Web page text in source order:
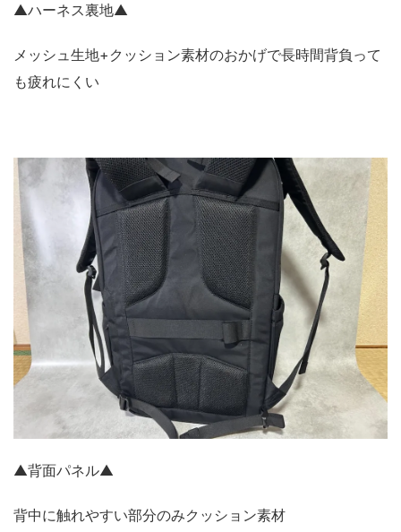
▲ハーネス裏地▲
メッシュ生地+クッション素材のおかげで長時間背負って
も疲れにくい
▲背面パネル▲
背中に触れやすい部分のみクッション素材